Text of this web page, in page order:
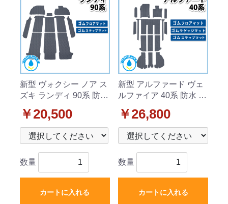
新型 ヴォクシー ノア ス
ズキ ランディ 90系 防水
ム幅広ステップマットラ
バータイプ 社外新品
￥20,500
数量
カートに入れる
新型 アルファード ヴェ
ルファイア 40系 防水 ゴ
プ・ラゲッジ付) ラバー
タイプ
￥26,800
数量
カートに入れる